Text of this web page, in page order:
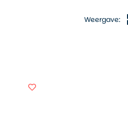
Weergave: